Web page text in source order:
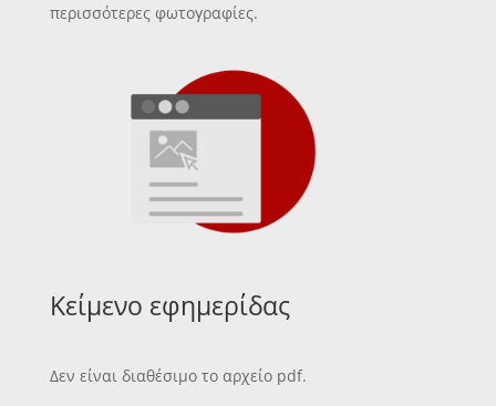
περισσότερες φωτογραφίες.
Κείμενο εφημερίδας
Δεν είναι διαθέσιμο το αρχείο pdf.